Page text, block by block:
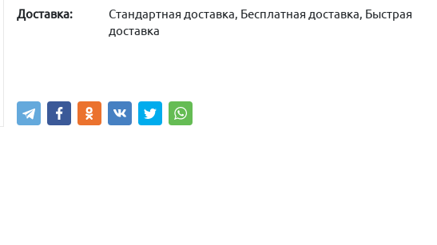
Доставка:
Стандартная доставка, Бесплатная доставка, Быстрая
доставка